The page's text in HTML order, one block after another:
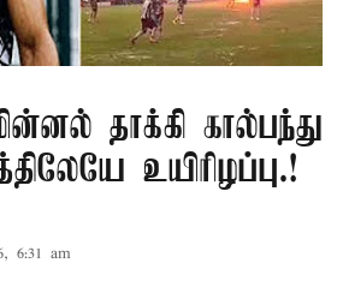
தாக்கி கால்பந்து
உயிரிழப்பு.!
6:31 am